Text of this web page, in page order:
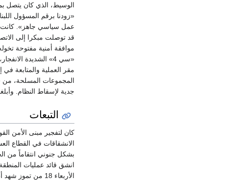
الوسيط، الذي كان يتصل
«زودنا برقم المسؤول
عمل سياسي جاهز». كانت
قد توصلت مبكرا إلى
موافقة أمنية مفتوحة
«سي 4» الشديدة
مقر العملية والمتابعة
المجموعات المسلحة، من
جدية لإسقاط النظام.
التبعات
كان لتفجير مبنى الأمن
الانشقاقات في القطاع
بشكل جنوني انتقاماً من
انشق قائد عمليات
الأربعاء 18 من